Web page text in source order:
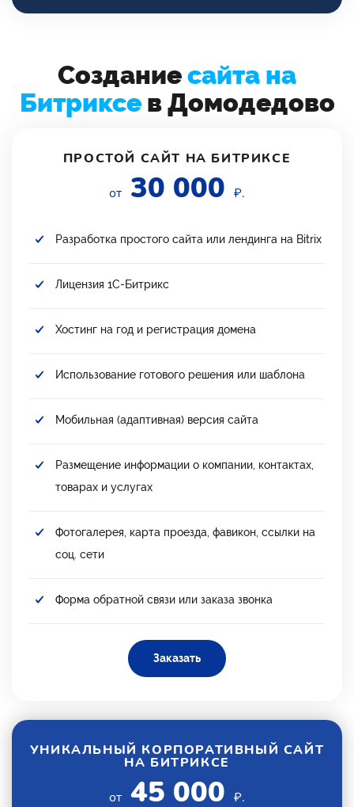
Созданиесайта на
Битриксев Домодедово
ПРОСТОЙ САЙТ НА БИТРИКСЕ
от 30 000 ₽.
Разработка простого сайта или лендинга на Bitrix
Лицензия 1С-Битрикс
Хостинг на год и регистрация домена
Использование готового решения или шаблона
Мобильная (адаптивная) версия сайта
Размещение информации о компании, контактах,
товарах и услугах
Фотогалерея, карта проезда, фавикон, ссылки на
соц. сети
Форма обратной связи или заказа звонка
Заказать
УНИКАЛЬНЫЙ КОРПОРАТИВНЫЙ САЙТ
НА БИТРИКСЕ
от 45 000 ₽.